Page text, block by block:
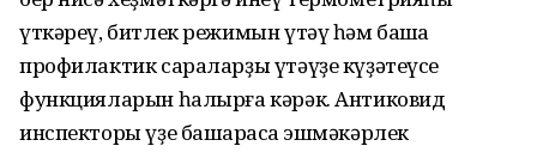
үткәреү, битлек режимын үтәү һәм башҡа
профилактик сараларҙы үтәүҙе күҙәтеүсе
функцияларын һалырға кәрәк. Антиковид
инспекторы үҙе башҡарасаҡ эшмәкәрлек